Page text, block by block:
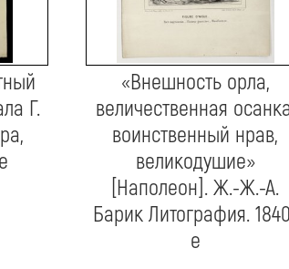
Г.
«Внешность орла,
величественная
воинственный нрав,
великодушие»
[Наполеон]. Ж.-Ж.-А.
Барик Литография.
е